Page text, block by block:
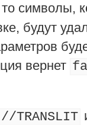
то символы,
будут
вернет
//TRANSLIT